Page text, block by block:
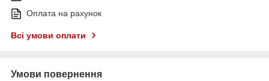
Оплата на рахунок
Всі умови оплати
Умови повернення